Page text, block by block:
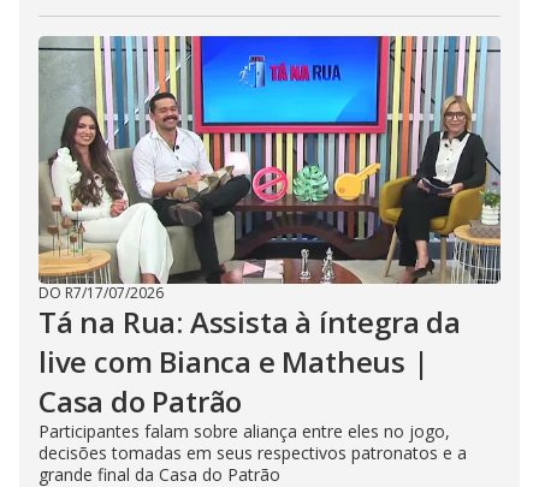
DO R7/17/07/2026
Tá na Rua: Assista à íntegra da
live com Bianca e Matheus |
Casa do Patrão
Participantes falam sobre aliança entre eles no jogo,
decisões tomadas em seus respectivos patronatos e a
grande final da Casa do Patrão